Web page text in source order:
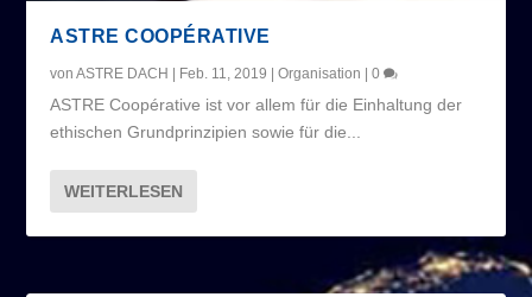
ASTRE COOPÉRATIVE
vonASTRE DACH | Feb. 11, 2019 |Organisation |0
ASTRE Coopérative ist vor allem für die Einhaltung der
ethischen Grundprinzipien sowie für die...
WEITERLESEN